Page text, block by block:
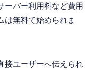
ーバー利用料など費用
は無料で始められま
接ユーザーへ伝えられ